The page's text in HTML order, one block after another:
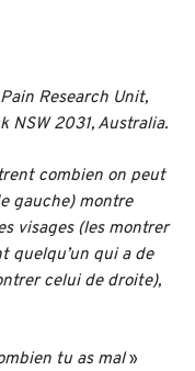
Research Unit,
NSW 2031, Australia.
combien on peut
gauche) montre
visages (les montrer
quelqu’un qui a de
celui de droite),
tu as mal»